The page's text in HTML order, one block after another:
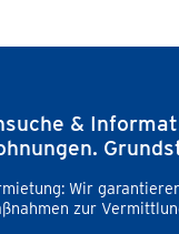
&
Wir
zur